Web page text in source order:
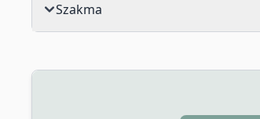
Szakma